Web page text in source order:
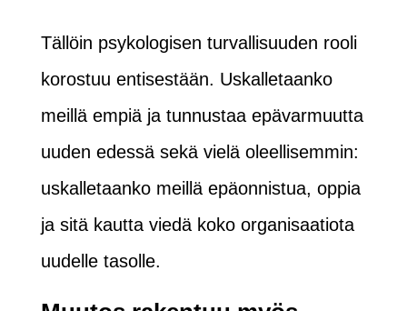
Tällöin psykologisen turvallisuuden rooli
korostuu entisestään. Uskalletaanko
meillä empiä ja tunnustaa epävarmuutta
uuden edessä sekä vielä oleellisemmin:
uskalletaanko meillä epäonnistua, oppia
ja sitä kautta viedä koko organisaatiota
uudelle tasolle.